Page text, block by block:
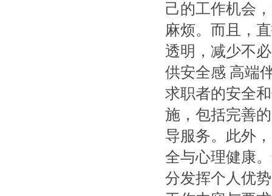
己的工作机会
麻烦。而且，
透明，减少不
供安全感 高端
求职者的安全
施，包括完善
导服务。此外
全与心理健康
分发挥个人优